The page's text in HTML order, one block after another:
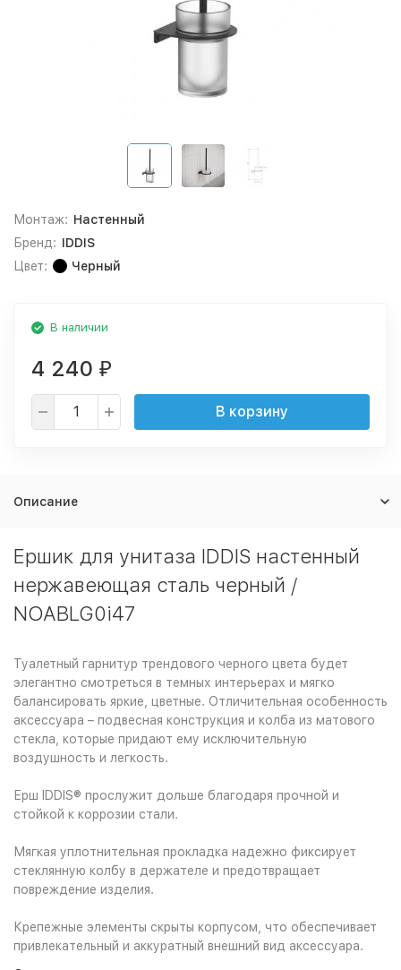
Монтаж: Настенный
Бренд: IDDIS
Цвет:
Черный
В наличии
4 240 ₽
В корзину
Описание
Ершик для унитаза IDDIS настенный
нержавеющая сталь черный /
NOABLG0i47
Туалетный гарнитур трендового черного цвета будет
элегантно смотреться в темных интерьерах и мягко
балансировать яркие, цветные. Отличительная особенность
аксессуара – подвесная конструкция и колба из матового
стекла, которые придают ему исключительную
воздушность и легкость.
Ерш IDDIS® прослужит дольше благодаря прочной и
стойкой к коррозии стали.
Мягкая уплотнительная прокладка надежно фиксирует
стеклянную колбу в держателе и предотвращает
повреждение изделия.
Крепежные элементы скрыты корпусом, что обеспечивает
привлекательный и аккуратный внешний вид аксессуара.